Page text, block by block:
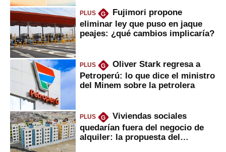
PLUS G
Fujimori propone
eliminar ley que puso en jaque
peajes: ¿qué cambios implicaría?
PLUS G
Oliver Stark regresa a
Petroperú: lo que dice el ministro
del Minem sobre la petrolera
PLUS G
Viviendas sociales
quedarían fuera del negocio de
alquiler: la propuesta del